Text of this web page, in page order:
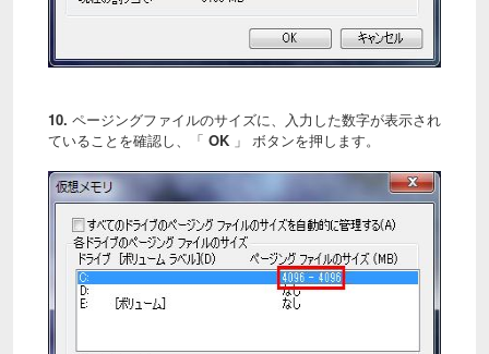
10. ページングファイルのサイズに、入力した数字が表示され
ていることを確認し、「 OK 」 ボタンを押します。